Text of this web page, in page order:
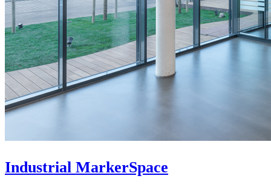
Industrial MarkerSpace